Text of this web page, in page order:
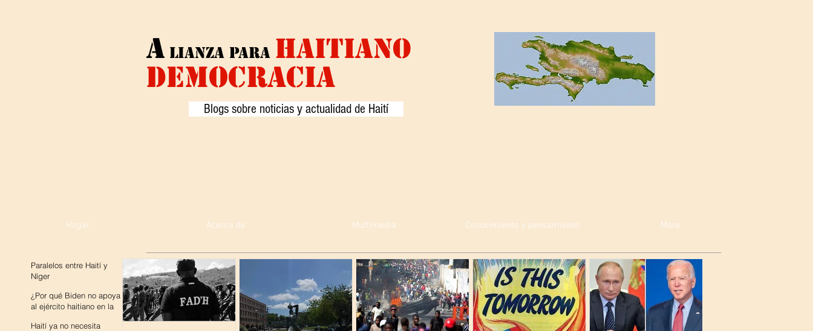
A lianza para HAITIANO
DEMOCRACIA
Blogs sobre noticias y actualidad de Haití
Hogar Acerca de Multimedia Conocimiento y pensamiento More
Paralelos entre Haití y
Níger
¿Por qué Biden no apoya
al ejército haitiano en la
lucha contra las pandillas?
Haití ya no necesita